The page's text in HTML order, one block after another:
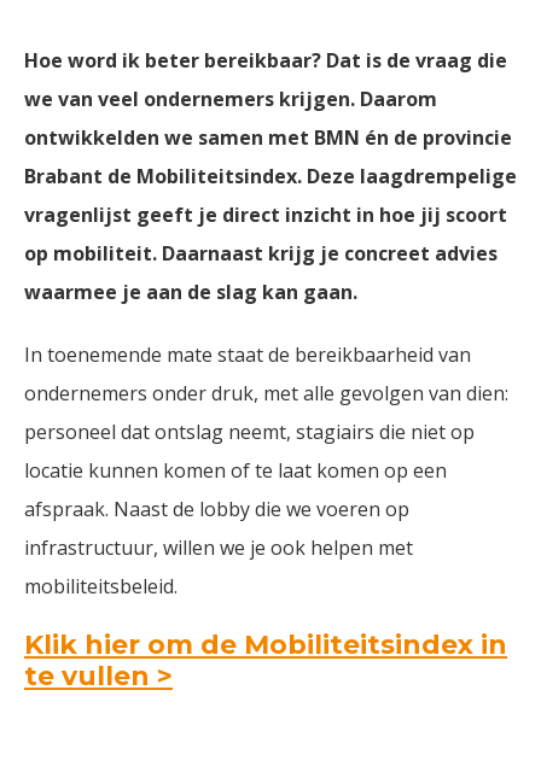
Hoe word ik beter bereikbaar? Dat is de vraag die
we van veel ondernemers krijgen. Daarom
ontwikkelden we samen met BMN én de provincie
Brabant de Mobiliteitsindex. Deze laagdrempelige
vragenlijst geeft je direct inzicht in hoe jij scoort
op mobiliteit. Daarnaast krijg je concreet advies
waarmee je aan de slag kan gaan.
In toenemende mate staat de bereikbaarheid van
ondernemers onder druk, met alle gevolgen van dien:
personeel dat ontslag neemt, stagiairs die niet op
locatie kunnen komen of te laat komen op een
afspraak. Naast de lobby die we voeren op
infrastructuur, willen we je ook helpen met
mobiliteitsbeleid.
Klik hier om de Mobiliteitsindex in
te vullen >